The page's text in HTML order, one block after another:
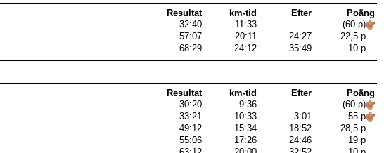
Resultat km-tid Efter
Poäng
32:40 11:33
(60 p)
57:07 20:11 24:27
22,5 p
68:29 24:12 35:49 10 p
Resultat km-tid Efter
Poäng
30:20 9:36
(60 p)
33:21 10:33 3:01
55 p
49:12 15:34 18:52
28,5 p
55:06 17:26 24:46
19 p